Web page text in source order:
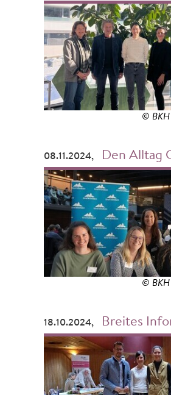
© BKH
08.11.2024, Den Alltag
© BKH
18.10.2024, Breites